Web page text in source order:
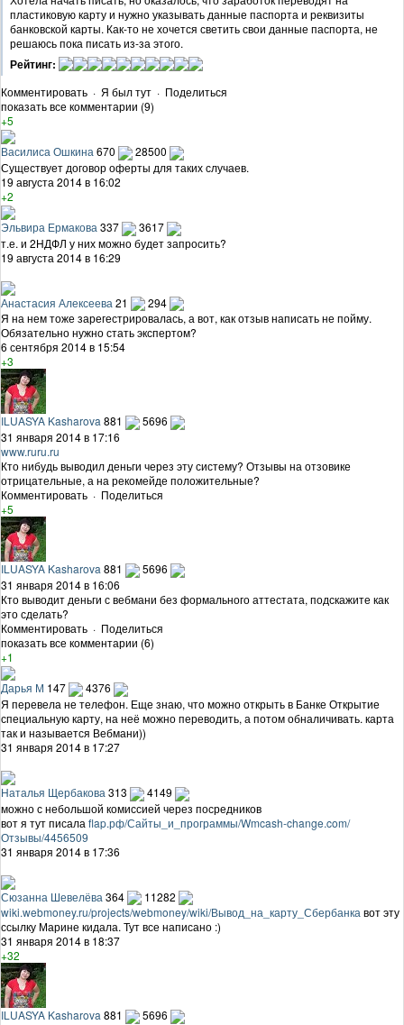
пластиковую карту и нужно указывать данные паспорта и реквизиты
банковской карты. Как-то не хочется светить свои данные паспорта, не
решаюсь пока писать из-за этого.
Рейтинг:
Комментировать · Я был тут · Поделиться
показать все комментарии (9)
+5
Василиса Ошкина 670
28500
Существует договор оферты для таких случаев.
19 августа 2014 в 16:02
+2
Эльвира Ермакова 337
3617
т.е. и 2НДФЛ у них можно будет запросить?
19 августа 2014 в 16:29
Анастасия Алексеева 21
294
Я на нем тоже зарегестрировалась, а вот, как отзыв написать не пойму.
Обязательно нужно стать экспертом?
6 сентября 2014 в 15:54
+3
ILUASYA Kasharova881
5696
31 января 2014 в 17:16
www.ruru.ru
Кто нибудь выводил деньги через эту систему? Отзывы на отзовике
отрицательные, а на рекомейде положительные?
Комментировать · Поделиться
+5
ILUASYA Kasharova 881
5696
31 января 2014 в 16:06
Кто выводит деньги с вебмани без формального аттестата, подскажите как
это сделать?
Комментировать · Поделиться
показать все комментарии (6)
+1
Дарья М 147
4376
Я перевела не телефон. Еще знаю, что можно открыть в Банке Открытие
специальную карту, на неё можно переводить, а потом обналичивать. карта
так и называется Вебмани))
31 января 2014 в 17:27
Наталья Щербакова 313
4149
можно с небольшой комиссией через посредников
вот я тут писала flap.рф/Сайты_и_программы/Wmcash-change.com/
Отзывы/4456509
31 января 2014 в 17:36
Сюзанна Шевелёва 364
11282
wiki.webmoney.ru/projects/webmoney/wiki/Вывод_на_карту_Сбербанка вот эту
ссылку Марине кидала. Тут все написано :)
31 января 2014 в 18:37
+32
ILUASYA Kasharova 881
5696